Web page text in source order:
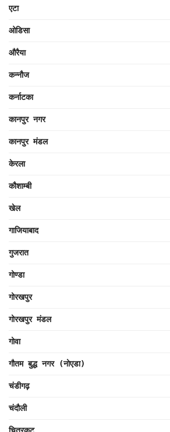
एटा
ओडिसा
औरैया
कन्नौज
कर्नाटका
कानपुर नगर
कानपुर मंडल
केरला
कौशाम्बी
खेल
गाजियाबाद
गुजरात
गोण्डा
गोरखपुर
गोरखपुर मंडल
गोवा
गौतम बुद्ध नगर (नोएडा)
चंडीगढ़
चंदौली
चित्रकूट